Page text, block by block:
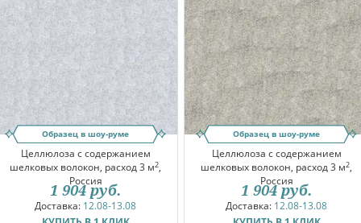
Образец в шоу-руме
Целлюлоза с содержанием
шелковых волокон, расход 3 м2,
Россия
Доставка: 12.08-13.08
1 904 руб.
Образец в шоу-руме
Целлюлоза с содержанием
шелковых волокон, расход 3 м2,
Россия
Доставка: 12.08-13.08
1 904 руб.